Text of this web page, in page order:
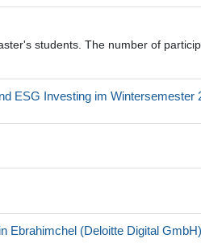
students. The number of
ESG Investing im Wintersemester
Ebrahimchel (Deloitte Digital GmbH)